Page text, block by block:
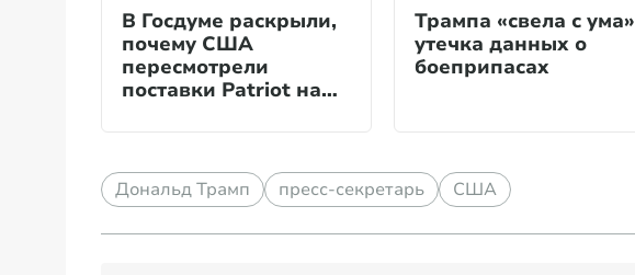
В Госдуме раскрыли,
почему США
пересмотрели
поставки Patriot на
Трампа «свела с ума»
утечка данных о
боеприпасах
Дональд Трамп пресс-секретарь США